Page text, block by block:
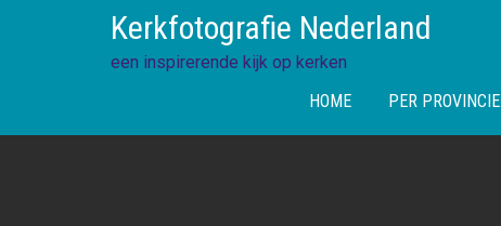
Kerkfotografie Nederland
een inspirerende kijk op kerken
HOME
PER PROVINCIE